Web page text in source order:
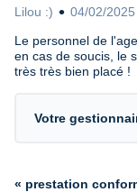
Lilou :)
04/02/2025
Le personnel de
en cas de soucis, le
très très bien placé !
Votre
« prestation